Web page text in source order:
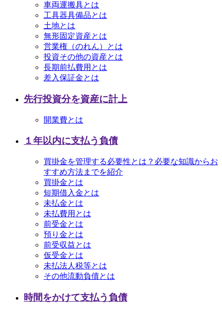
車両運搬具とは
工具器具備品とは
土地とは
無形固定資産とは
営業権（のれん）とは
投資その他の資産とは
長期前払費用とは
差入保証金とは
先行投資分を資産に計上
開業費とは
１年以内に支払う負債
買掛金を管理する必要性とは？必要な知識からお
すすめ方法までを紹介
買掛金とは
短期借入金とは
未払金とは
未払費用とは
前受金とは
預り金とは
前受収益とは
仮受金とは
未払法人税等とは
その他流動負債とは
時間をかけて支払う負債